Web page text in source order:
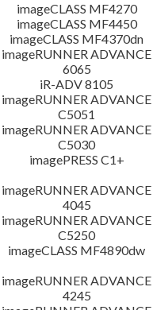
imageCLASS MF4270
imageCLASS MF4450
imageCLASS MF4370dn
imageRUNNER ADVANCE
6065
iR-ADV 8105
imageRUNNER ADVANCE
C5051
imageRUNNER ADVANCE
C5030
imagePRESS C1+
imageRUNNER ADVANCE
4045
imageRUNNER ADVANCE
C5250
imageCLASS MF4890dw
imageRUNNER ADVANCE
4245